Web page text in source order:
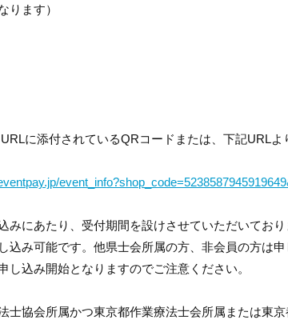
ります）
URLに添付されているQRコードまたは、下記URLよ
event_ info?shop_code=523858794591964
みにあたり、受付期間を設けさせていただいており
込み可能です。他県士会所属の方、非会員の方は
し込み開始となりますのでご注意ください。
士協会所属かつ東京都作業療法士会所属または東京